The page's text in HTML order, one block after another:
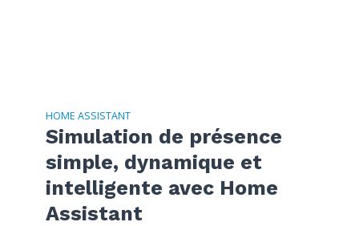
HOME ASSISTANT
Simulation de présence
simple, dynamique et
intelligente avec Home
Assistant